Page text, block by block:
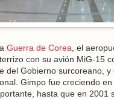
Guerra de Corea , el
con su avión MiG-15
del Gobierno surcoreano, y
Gimpo fue creciendo
hasta que en 2001